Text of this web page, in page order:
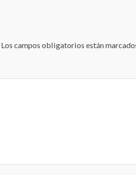
Los campos obligatorios están